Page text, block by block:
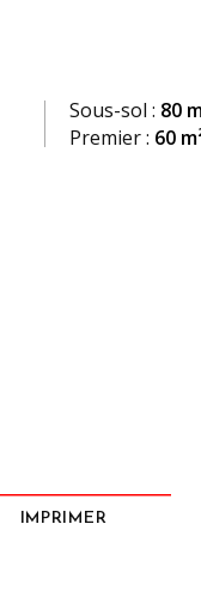
Sous-sol : 80
Premier : 60
IMPRIMER